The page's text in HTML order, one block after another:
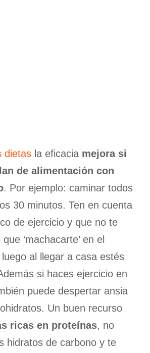
dietas la eficacia mejora si
de alimentación con
. Por ejemplo: caminar todos
30 minutos. Ten en cuenta
de ejercicio y que no te
‘machacarte’ en el
al llegar a casa estés
si haces ejercicio en
puede despertar ansia
Un buen recurso
ricas en proteínas, no
hidratos de carbono y te